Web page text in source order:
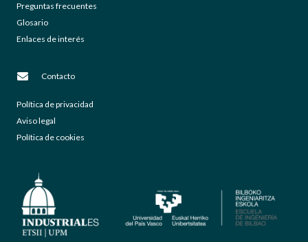
Preguntas frecuentes
Glosario
Enlaces de interés
Contacto
Política de privacidad
Aviso legal
Política de cookies